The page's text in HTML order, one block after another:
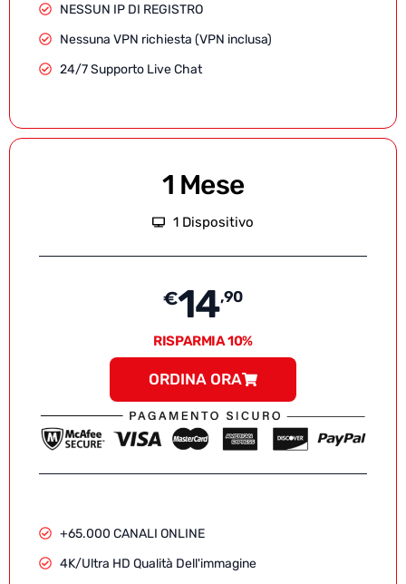
NESSUN IP DI REGISTRO
Nessuna VPN richiesta (VPN inclusa)
24/7 Supporto Live Chat
1 Mese
1 Dispositivo
€14,90
RISPARMIA 10%
ORDINA ORA
+65.000 CANALI ONLINE
4K/Ultra HD Qualità Dell'immagine